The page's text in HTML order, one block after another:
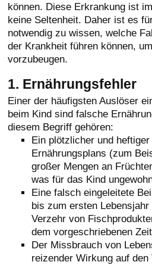
können. Diese Erkrankung ist
keine Seltenheit. Daher ist es
notwendig zu wissen, welche
der Krankheit führen können,
vorzubeugen.
1. Ernährungsfehler
Einer der häufigsten Auslöser
beim Kind sind falsche
diesem Begriff gehören:
Ein plötzlicher und
Ernährungsplans (zum
großer Mengen an
was für das Kind
Eine falsch eingeleitete
bis zum ersten
Verzehr von
dem vorgeschriebenen
Der Missbrauch von
reizender Wirkung auf den